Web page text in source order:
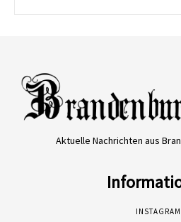
Aktuelle Nachrichten aus
INSTAGRAM